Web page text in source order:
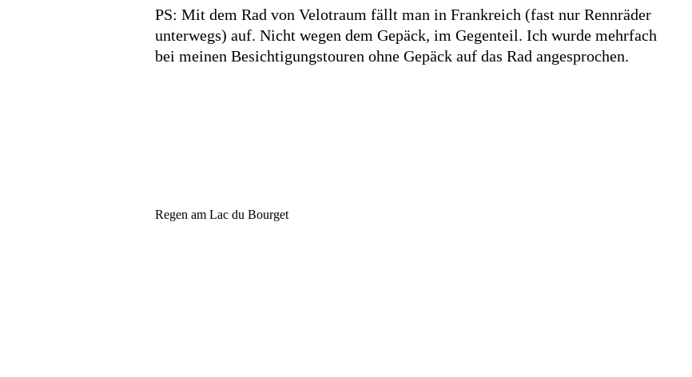
PS: Mit dem Rad von Velotraum fällt man in Frankreich (fast nur Rennräder
unterwegs) auf. Nicht wegen dem Gepäck, im Gegenteil. Ich wurde mehrfach
bei meinen Besichtigungstouren ohne Gepäck auf das Rad angesprochen.
Regen am Lac du Bourget